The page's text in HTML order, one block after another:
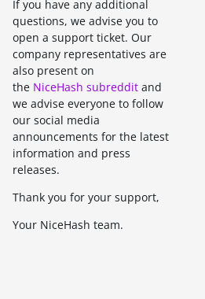
If you have any additional
questions, we advise you to
open a support ticket. Our
company representatives are
also present on
the NiceHash subreddit and
we advise everyone to follow
our social media
announcements for the latest
information and press
releases.
Thank you for your support,
Your NiceHash team.